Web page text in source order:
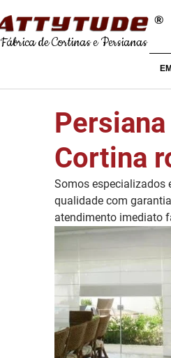
Fábrica de Cortinas e Persianas
®
Cortina
Somos especializados
qualidade com
atendimento imediato